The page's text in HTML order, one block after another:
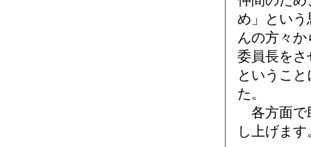
め」という
んの方々
委員長をさ
というこ
た。
各方面で
し上げます